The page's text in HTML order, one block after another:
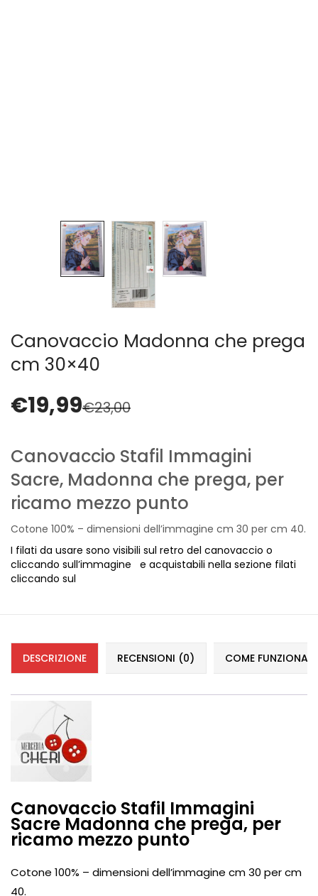
Swarovski (2)
Vintage (165)
Canovaccio Madonna che prega
cm 30×40
€19,99€23,00
Canovaccio Stafil Immagini
Sacre, Madonna che prega, per
ricamo mezzo punto
Cotone 100% – dimensioni dell’immagine cm 30 per cm 40.
I filati da usare sono visibili sul retro del canovaccio o
cliccando sull’immagine e acquistabili nella sezione filati
cliccando sul
DESCRIZIONE RECENSIONI (0) COME
Canovaccio Stafil Immagini
Sacre Madonna che prega, per
ricamo mezzo punto
Cotone 100% – dimensioni dell’immagine cm 30 per cm
40.